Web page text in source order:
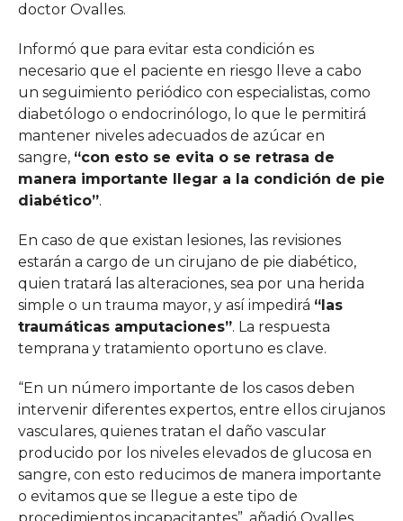
doctor Ovalles.
Informó que para evitar esta condición es
necesario que el paciente en riesgo lleve a cabo
un seguimiento periódico con especialistas, como
diabetólogo o endocrinólogo, lo que le permitirá
mantener niveles adecuados de azúcar en
sangre, “con esto se evita o se retrasa de
manera importante llegar a la condición de pie
diabético”.
En caso de que existan lesiones, las revisiones
estarán a cargo de un cirujano de pie diabético,
quien tratará las alteraciones, sea por una herida
simple o un trauma mayor, y así impedirá “las
traumáticas amputaciones”. La respuesta
temprana y tratamiento oportuno es clave.
“En un número importante de los casos deben
intervenir diferentes expertos, entre ellos cirujanos
vasculares, quienes tratan el daño vascular
producido por los niveles elevados de glucosa en
sangre, con esto reducimos de manera importante
o evitamos que se llegue a este tipo de